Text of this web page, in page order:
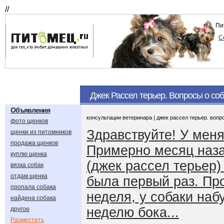
//
Джек Рассел терьер. Вопросы о
Объявления
фото щенков
щенки из питомников
продажа щенков
куплю щенка
вязка собак
отдам щенка
пропала собака
найдена собака
другое
Разместить
консультации ветеринара | джек рассел терьер.
Здравствуйте! У
Примерно месяц
(джек рассел
была первый раз.
неделя, у собаки
неделю бока...